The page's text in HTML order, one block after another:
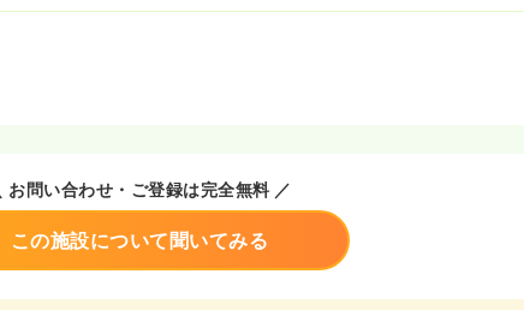
お問い合わせ・ご登録は完全無料 ／
この施設について聞いてみる